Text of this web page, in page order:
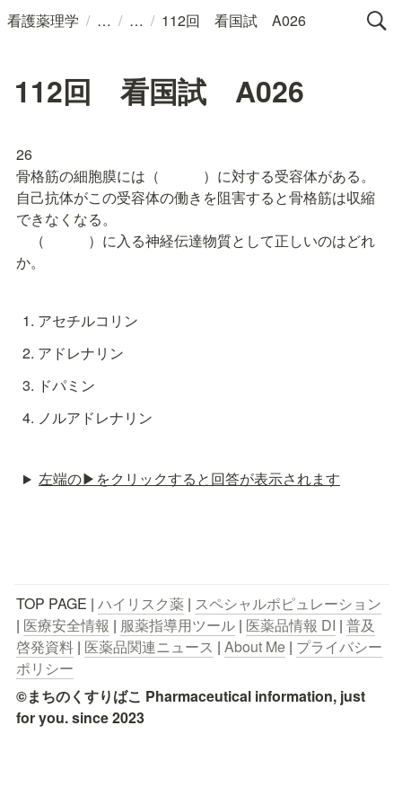
看護薬理学 / / / 112回 看国試 A026
112回 看国試 A026
26
骨格筋の細胞膜には（　　　）に対する受容体がある。
自己抗体がこの受容体の働きを阻害すると骨格筋は収縮
できなくなる。
（　　　）に入る神経伝達物質として正しいのはどれ
か。
アセチルコリン
アドレナリン
ドパミン
ノルアドレナリン
左端の▶︎をクリックすると回答が表示されます
TOP PAGE | ハイリスク薬 | スペシャルポピュレーション
| 医療安全情報 | 服薬指導用ツール | 医薬品情報 DI | 普及
啓発資料 | 医薬品関連ニュース | About Me | プライバシー
ポリシー
©まちのくすりばこ Pharmaceutical information, just
for you. since 2023